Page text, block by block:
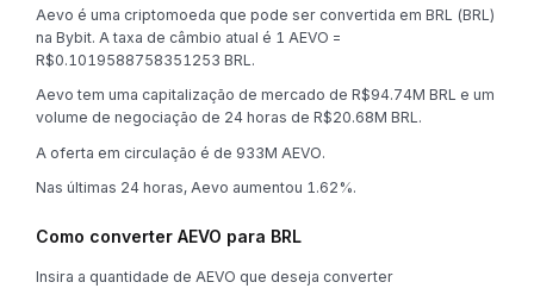
Aevo é uma criptomoeda que pode ser convertida em BRL (BRL)
na Bybit. A taxa de câmbio atual é 1 AEVO =
R$0.1019588758351253 BRL.
Aevo tem uma capitalização de mercado de R$94.74M BRL e um
volume de negociação de 24 horas de R$20.68M BRL.
A oferta em circulação é de 933M AEVO.
Nas últimas 24 horas, Aevo aumentou 1.62%.
Como converter AEVO para BRL
Insira a quantidade de AEVO que deseja converter